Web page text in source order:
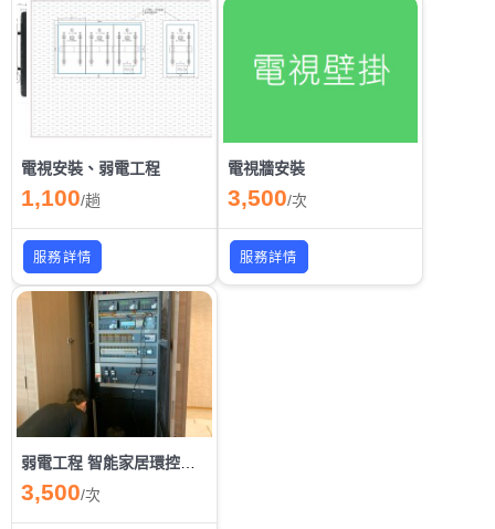
電視安裝、弱電工程
1,100/趟
服務詳情
電視牆安裝
3,500/次
服務詳情
弱電工程 智能家居環控系統建置
3,500/次